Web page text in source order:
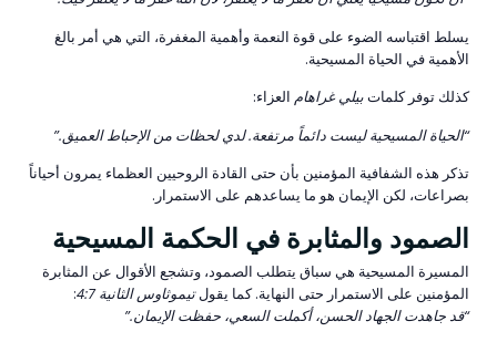
يسلط اقتباسه الضوء على قوة النعمة وأهمية المغفرة، التي هي أمر بالغ
الأهمية في الحياة المسيحية.
كذلك توفر كلماتبيلي غراهام العزاء:
“الحياة المسيحية ليست دائماً مرتفعة. لدي لحظات من الإحباط العميق.”
تذكر هذه الشفافية المؤمنين بأن حتى القادة الروحيين العظماء يمرون أحياناً
بصراعات، لكن الإيمان هو ما يساعدهم على الاستمرار.
الصمود والمثابرة في الحكمة المسيحية
المسيرة المسيحية هي سباق يتطلب الصمود، وتشجع الأقوال عن المثابرة
المؤمنين على الاستمرار حتى النهاية. كما يقولتيموثاوس الثانية 4:7
:
“قد جاهدت الجهاد الحسن، أكملت السعي، حفظت الإيمان.”